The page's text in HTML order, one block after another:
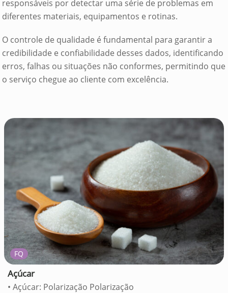
responsáveis por detectar uma série de problemas em
diferentes materiais, equipamentos e rotinas.
O controle de qualidade é fundamental para garantir a
credibilidade e confiabilidade desses dados, identificando
erros, falhas ou situações não conformes, permitindo que
o serviço chegue ao cliente com excelência.
FQ
Açúcar
• Açúcar: Polarização Polarização